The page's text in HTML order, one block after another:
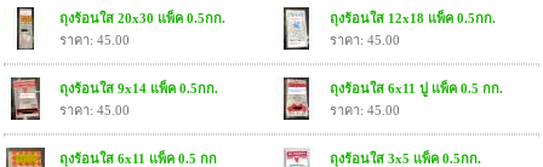
ถุงร้อนใส 20x30 แพ็ค 0.5กก.
ราคา: 45.00
ถุงร้อนใส 12x18 แพ็ค 0.5กก.
ราคา: 45.00
ถุงร้อนใส 9x14 แพ็ค 0.5กก.
ราคา: 45.00
ถุงร้อนใส 6x11 ปู แพ็ค 0.5 กก.
ราคา: 45.00
ถุงร้อนใส 6x11 แพ็ค 0.5 กก
ถุงร้อนใส 3x5 แพ็ค 0.5กก.